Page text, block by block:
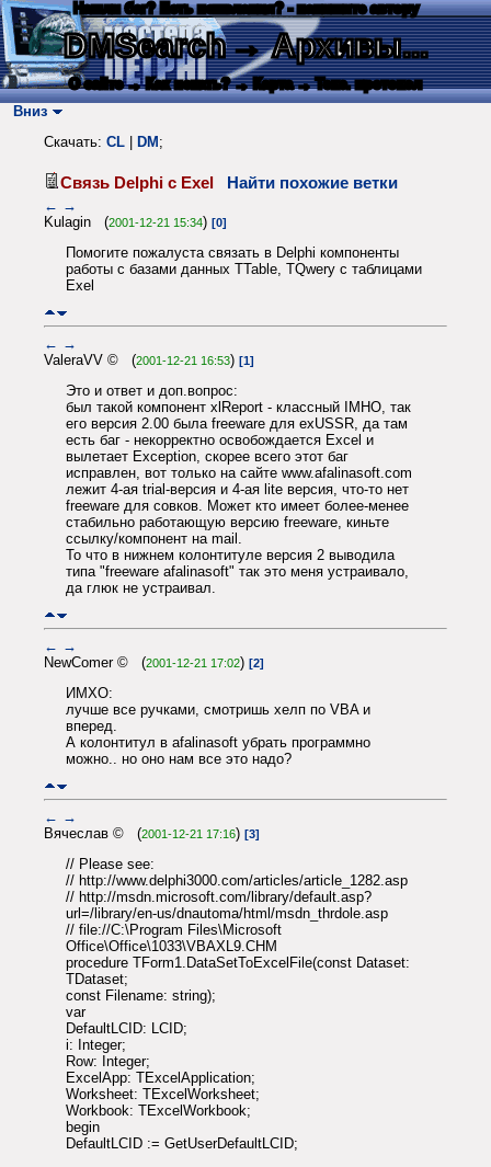
Нашли баг? Есть пожелания? - напишите автору
DMSearch→ Архивы...
О сайте → Как искать? → Карта → Текс. протокол
Вниз
Скачать: CL DM ;
Связь Delphi с Exel Найти похожие ветки
← →
Kulagin (2001-12-21 15:34) [0]
Помогите пожалуста связать в Delphi компоненты
работы с базами данных TTable, TQwery с таблицами
Exel
← →
ValeraVV © (2001-12-21 16:53) [1]
Это и ответ и доп.вопрос:
был такой компонент xlReport - классный IMHO, так
его версия 2.00 была freeware для exUSSR, да там
есть баг - некорректно освобождается Excel и
вылетает Exception, скорее всего этот баг
исправлен, вот только на сайте www.afalinasoft.com
лежит 4-ая trial-версия и 4-ая lite версия, что-то нет
freeware для совков. Может кто имеет более-менее
стабильно работающую версию freeware, киньте
ссылку/компонент на mail.
То что в нижнем колонтитуле версия 2 выводила
типа "freeware afalinasoft" так это меня устраивало,
да глюк не устраивал.
← →
NewComer © (2001-12-21 17:02) [2]
ИМХО:
лучше все ручками, смотришь хелп по VBA и
вперед.
А колонтитул в afalinasoft убрать программно
можно.. но оно нам все это надо?
← →
Вячеслав © (2001-12-21 17:16) [3]
// Please see:
// http://www.delphi3000.com/articles/article_1282.asp
// http://msdn.microsoft.com/library/default.asp?
url=/library/en-us/dnautoma/html/msdn_thrdole.asp
// file://C:\Program Files\Microsoft
Office\Office\1033\VBAXL9.CHM
procedure TForm1.DataSetToExcelFile(const Dataset:
TDataset;
const Filename: string);
var
DefaultLCID: LCID;
i: Integer;
Row: Integer;
ExcelApp: TExcelApplication;
Worksheet: TExcelWorksheet;
Workbook: TExcelWorkbook;
begin
DefaultLCID := GetUserDefaultLCID;